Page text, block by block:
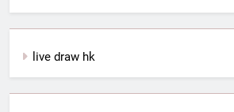
live draw hk